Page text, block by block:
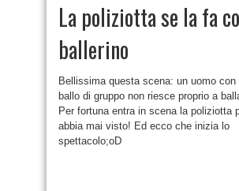
La poliziotta se la fa
ballerino
Bellissima questa scena: un uomo con
ballo di gruppo non riesce proprio a
Per fortuna entra in scena la poliziotta
abbia mai visto! Ed ecco che inizia lo
spettacolo;oD